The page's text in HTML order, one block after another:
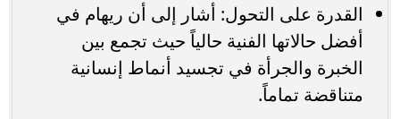
القدرة على التحول: أشار إلى أن ريهام في
أفضل حالاتها الفنية حالياً حيث تجمع بين
الخبرة والجرأة في تجسيد أنماط إنسانية
متناقضة تماماً.